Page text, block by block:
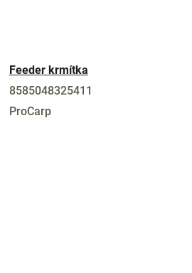
Feeder krmítka
8585048325411
ProCarp